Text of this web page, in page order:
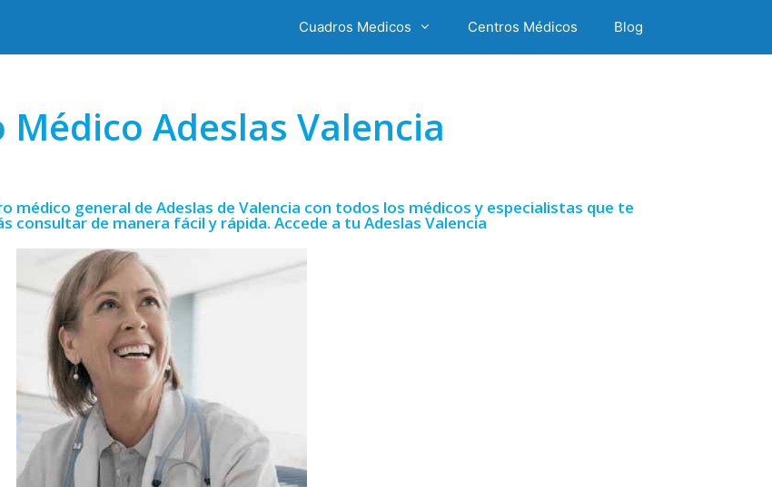
Cuadros Medicos Centros Médicos Blog
Médico Adeslas Valencia
médico general de Adeslas de Valencia con todos los médicos y especialistas que te
consultar de manera fácil y rápida. Accede a tu Adeslas Valencia